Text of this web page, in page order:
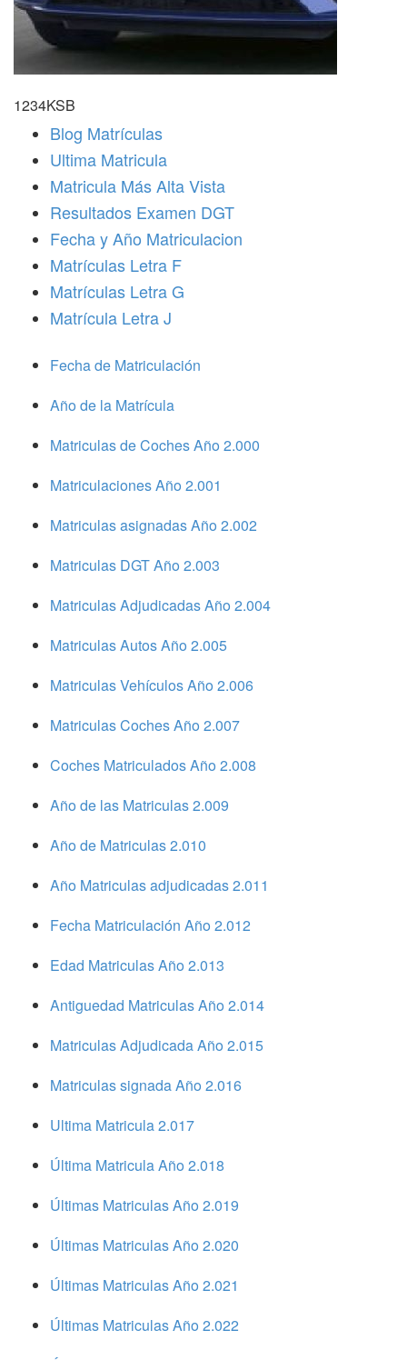
1234KSB
Blog Matrículas
Ultima Matricula
Matricula Más Alta Vista
Resultados Examen DGT
Fecha y Año Matriculacion
Matrículas Letra F
Matrículas Letra G
Matrícula Letra J
Fecha de Matriculación
Año de la Matrícula
Matriculas de Coches Año 2.000
Matriculaciones Año 2.001
Matriculas asignadas Año 2.002
Matriculas DGT Año 2.003
Matriculas Adjudicadas Año 2.004
Matriculas Autos Año 2.005
Matriculas Vehículos Año 2.006
Matriculas Coches Año 2.007
Coches Matriculados Año 2.008
Año de las Matriculas 2.009
Año de Matriculas 2.010
Año Matriculas adjudicadas 2.011
Fecha Matriculación Año 2.012
Edad Matriculas Año 2.013
Antiguedad Matriculas Año 2.014
Matriculas Adjudicada Año 2.015
Matriculas signada Año 2.016
Ultima Matricula 2.017
Última Matricula Año 2.018
Últimas Matriculas Año 2.019
Últimas Matriculas Año 2.020
Últimas Matriculas Año 2.021
Últimas Matriculas Año 2.022